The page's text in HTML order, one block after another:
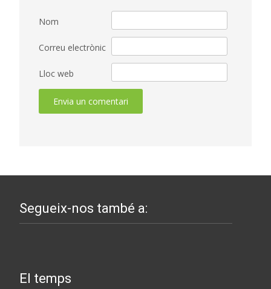
Nom
Correu electrònic
Lloc web
Segueix-nos també a:
El temps